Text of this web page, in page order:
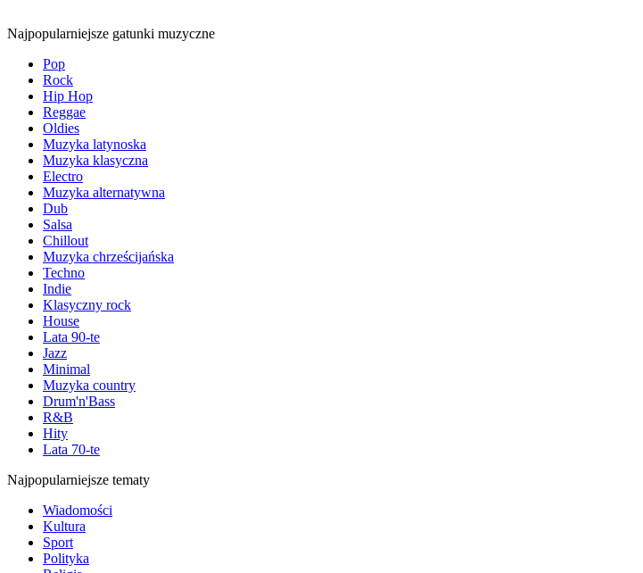
Najpopularniejsze gatunki muzyczne
Pop
Rock
Hip Hop
Reggae
Oldies
Muzyka latynoska
Muzyka klasyczna
Electro
Muzyka alternatywna
Dub
Salsa
Chillout
Muzyka chrześcijańska
Techno
Indie
Klasyczny rock
House
Lata 90-te
Jazz
Minimal
Muzyka country
Drum'n'Bass
R&B
Hity
Lata 70-te
Najpopularniejsze tematy
Wiadomości
Kultura
Sport
Polityka